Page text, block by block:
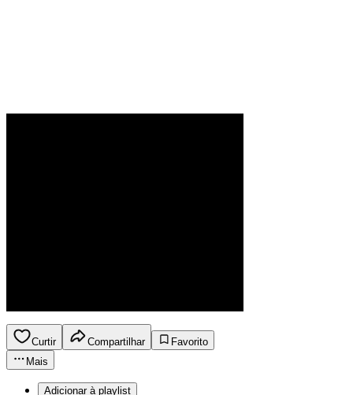
Curtir Compartilhar
Favorito
Mais
Adicionar à playlist